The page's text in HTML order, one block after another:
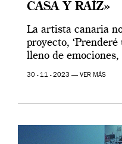
CASA Y RAÍZ»
La artista canaria
proyecto,
lleno de
30 - 11 - 2023 — VER MÁS